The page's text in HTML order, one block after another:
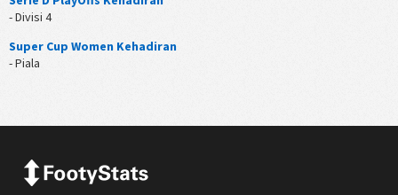
- Divisi 4
Super Cup Women Kehadiran
- Piala